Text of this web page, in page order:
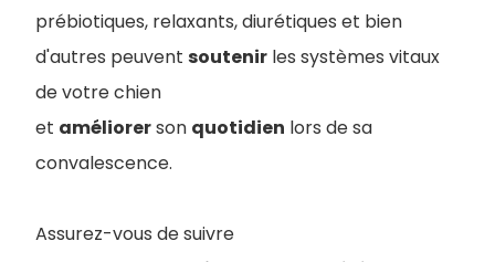
prébiotiques, relaxants, diurétiques et bien
d'autres peuvent soutenir les systèmes vitaux
de votre chien
et améliorerson quotidien lors de sa
convalescence.
Assurez-vous de suivre